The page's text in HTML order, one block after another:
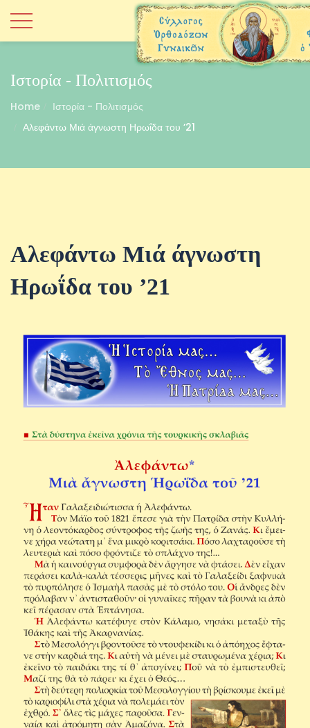
Ιστορία - Πολιτισμός
Home
Ιστορία - Πολιτισμός
Αλεφάντω Μιά άγνωστη Ηρωΐδα του ’21
Αλεφάντω Μιά άγνωστη
Ηρωΐδα του ’21